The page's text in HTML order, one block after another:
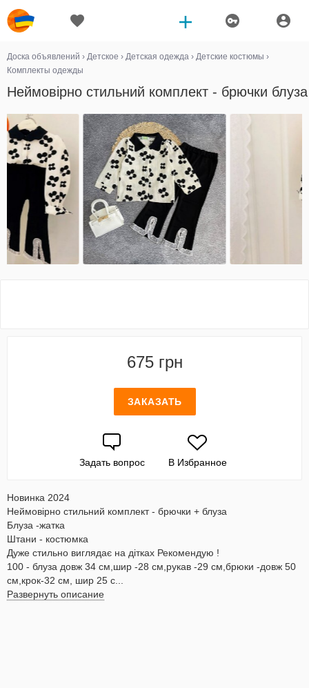
Доска объявлений › Детское › Детская одежда › Детские костюмы ›
Комплекты одежды
Неймовірно стильний комплект - брючки блуза
675 грн
ЗАКАЗАТЬ
Задать вопрос В Избранное
Новинка 2024
Неймовірно стильний комплект - брючки + блуза
Блуза -жатка
Штани - костюмка
Дуже стильно виглядає на дітках Рекомендую !
100 - блуза довж 34 см,шир -28 см,рукав -29 см,брюки -довж 50
см,крок-32 см, шир 25 с...
Развернуть описание